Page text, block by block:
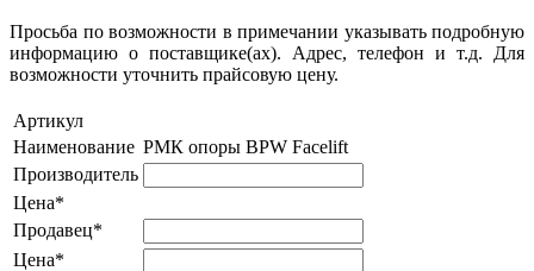
Просьба по возможности в примечании указывать подробную
информацию о поставщике(ах). Адрес, телефон и т.д. Для
возможности уточнить прайсовую цену.
Артикул
Наименование РМК опоры BPW Facelift
Производитель
Цена*
Продавец*
Цена*